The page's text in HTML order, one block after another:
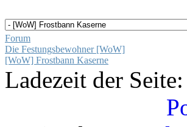
Forum
Die Festungsbewohner [WoW]
[WoW] Frostbann Kaserne
Ladezeit der